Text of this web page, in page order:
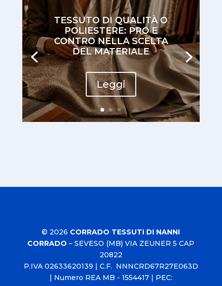
TESSUTO DI QUALITÀ O
POLIESTERE: PRO E
CONTRO NELLA SCELTA
DEL MATERIALE
Leggi
© 2026 CORRADO TESSUTI DI NANNI
CORRADO –SEVESO (MB) VIA ZEUNER 5 CAP
20822
P.IVA 02633620139 | C.F. NNNCRD67R27E063D
| Numero REA MB - 1554417 | PEC: